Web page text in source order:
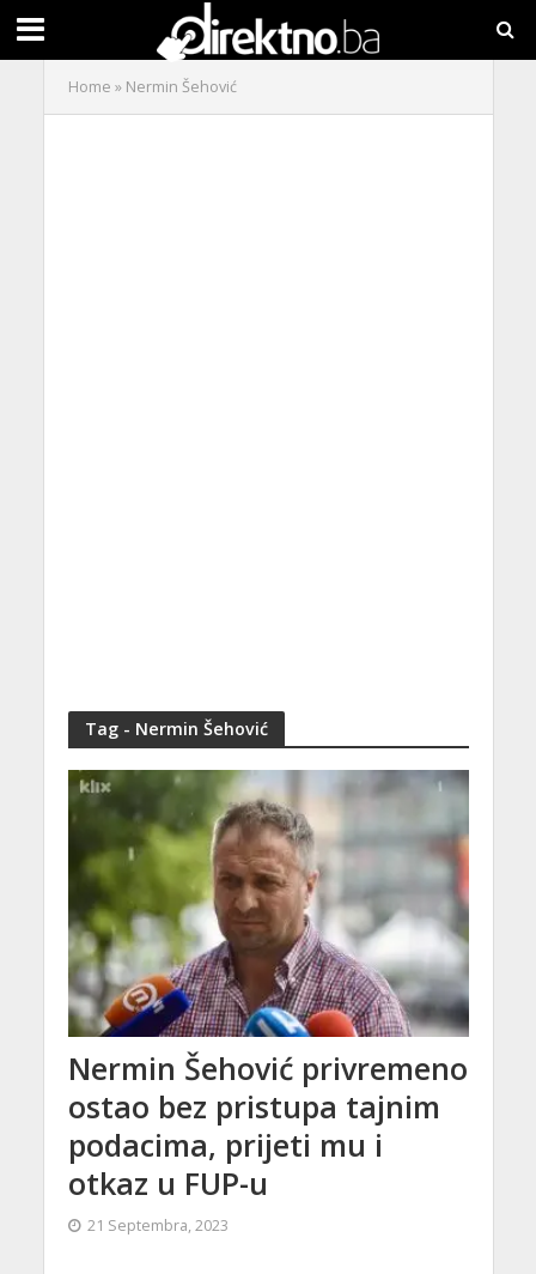
Home » Nermin Šehović
Tag - Nermin Šehović
Nermin Šehović privremeno
ostao bez pristupa tajnim
podacima, prijeti mu i
otkaz u FUP-u
21 Septembra, 2023